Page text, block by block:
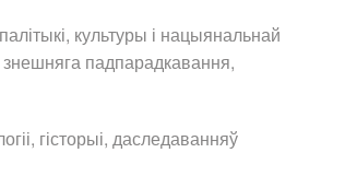
культуры і нацыянальнай
падпарадкавання,
гісторыі, даследаванняў